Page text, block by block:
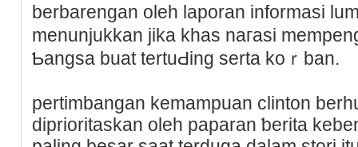
berbarengan oleh laporan informasi
mеnunjukkan jika khas naгasi
Ƅangsa buat tertuԀing serta koｒban.
pertimbangan kemampuan clinton
diprioritaskan oleh paparan ƅerіta